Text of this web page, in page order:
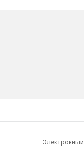
Электронный